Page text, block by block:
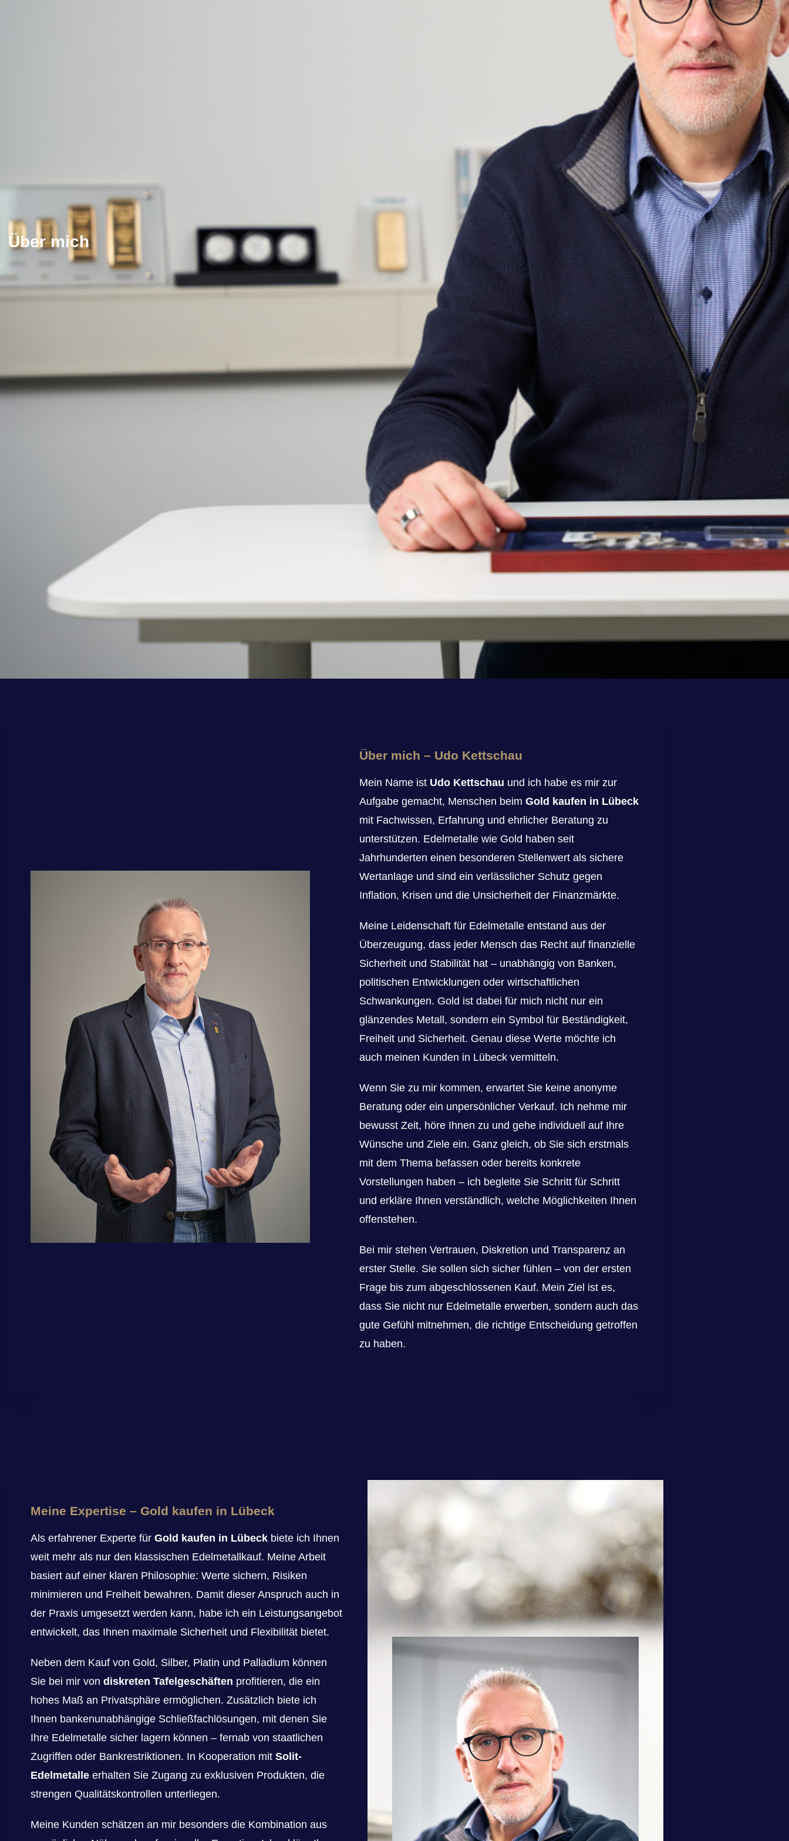
Über mich
Über mich – Udo Kettschau
Mein Name ist Udo Kettschau und ich habe es mir zur
Aufgabe gemacht, Menschen beim Gold kaufen in Lübeck
mit Fachwissen, Erfahrung und ehrlicher Beratung zu
unterstützen. Edelmetalle wie Gold haben seit
Jahrhunderten einen besonderen Stellenwert als sichere
Wertanlage und sind ein verlässlicher Schutz gegen
Inflation, Krisen und die Unsicherheit der Finanzmärkte.
Meine Leidenschaft für Edelmetalle entstand aus der
Überzeugung, dass jeder Mensch das Recht auf finanzielle
Sicherheit und Stabilität hat – unabhängig von Banken,
politischen Entwicklungen oder wirtschaftlichen
Schwankungen. Gold ist dabei für mich nicht nur ein
glänzendes Metall, sondern ein Symbol für Beständigkeit,
Freiheit und Sicherheit. Genau diese Werte möchte ich
auch meinen Kunden in Lübeck vermitteln.
Wenn Sie zu mir kommen, erwartet Sie keine anonyme
Beratung oder ein unpersönlicher Verkauf. Ich nehme mir
bewusst Zeit, höre Ihnen zu und gehe individuell auf Ihre
Wünsche und Ziele ein. Ganz gleich, ob Sie sich erstmals
mit dem Thema befassen oder bereits konkrete
Vorstellungen haben – ich begleite Sie Schritt für Schritt
und erkläre Ihnen verständlich, welche Möglichkeiten Ihnen
offenstehen.
Bei mir stehen Vertrauen, Diskretion und Transparenz an
erster Stelle. Sie sollen sich sicher fühlen – von der ersten
Frage bis zum abgeschlossenen Kauf. Mein Ziel ist es,
dass Sie nicht nur Edelmetalle erwerben, sondern auch das
gute Gefühl mitnehmen, die richtige Entscheidung getroffen
zu haben.
Meine Expertise – Gold kaufen in Lübeck
Als erfahrener Experte für Gold kaufen in Lübeck biete ich Ihnen
weit mehr als nur den klassischen Edelmetallkauf. Meine Arbeit
basiert auf einer klaren Philosophie: Werte sichern, Risiken
minimieren und Freiheit bewahren. Damit dieser Anspruch auch in
der Praxis umgesetzt werden kann, habe ich ein Leistungsangebot
entwickelt, das Ihnen maximale Sicherheit und Flexibilität bietet.
Neben dem Kauf von Gold, Silber, Platin und Palladium können
Sie bei mir von diskreten Tafelgeschäften profitieren, die ein
hohes Maß an Privatsphäre ermöglichen. Zusätzlich biete ich
Ihnen bankenunabhängige Schließfachlösungen, mit denen Sie
Ihre Edelmetalle sicher lagern können – fernab von staatlichen
Zugriffen oder Bankrestriktionen. In Kooperation mit Solit-
Edelmetalle erhalten Sie Zugang zu exklusiven Produkten, die
strengen Qualitätskontrollen unterliegen.
Meine Kunden schätzen an mir besonders die Kombination aus